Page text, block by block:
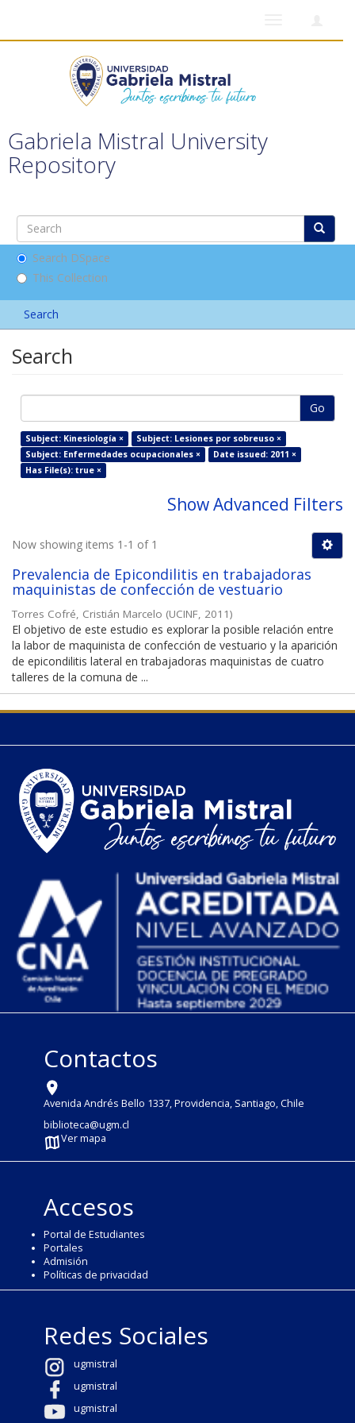
Gabriela Mistral University
Repository
Search DSpace
This Collection
Search
Search
Go
Subject: Kinesiología ×
Subject: Lesiones por sobreuso ×
Subject: Enfermedades ocupacionales ×
Date issued: 2011 ×
Has File(s): true ×
Show Advanced Filters
Now showing items 1-1 of 1
Prevalencia de Epicondilitis en trabajadoras
maquinistas de confección de vestuario
Torres Cofré, Cristián Marcelo (UCINF, 2011)
El objetivo de este estudio es explorar la posible relación entre
la labor de maquinista de confección de vestuario y la aparición
de epicondilitis lateral en trabajadoras maquinistas de cuatro
talleres de la comuna de ...
Contactos
Avenida Andrés Bello 1337, Providencia, Santiago, Chile
biblioteca@ugm.cl
Ver mapa
Accesos
Portal de Estudiantes
Portales
Admisión
Políticas de privacidad
Redes Sociales
ugmistral
ugmistral
ugmistral